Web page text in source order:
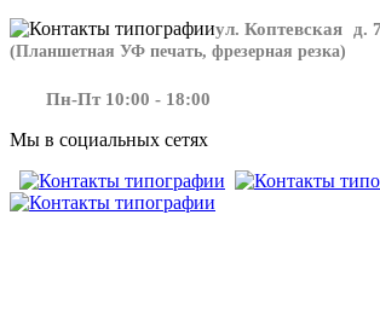
ул. Коптевская д.
(Планшетная УФ печать, фрезерная резка)
Пн-Пт 10:00 - 18:00
Мы в социальных сетях